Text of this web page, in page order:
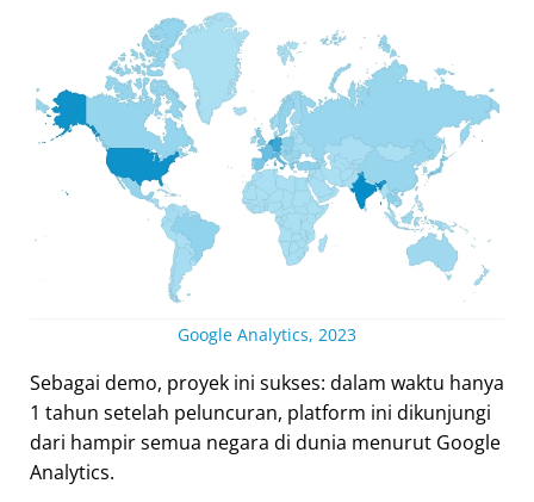
Google Analytics, 2023
Sebagai demo, proyek ini sukses: dalam waktu hanya
1 tahun setelah peluncuran, platform ini dikunjungi
dari hampir semua negara di dunia menurut Google
Analytics.